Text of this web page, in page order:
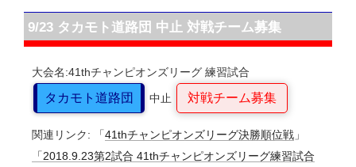
9/23 タカモト道路団 中止 対戦チーム募集
大会名:41thチャンピオンズリーグ 練習試合
タカモト道路団 中止 対戦チーム募集
関連リンク: 「 41thチャンピオンズリーグ決勝順位戦 」
「2018.9.23第2試合 41thチャンピオンズリーグ練習試合